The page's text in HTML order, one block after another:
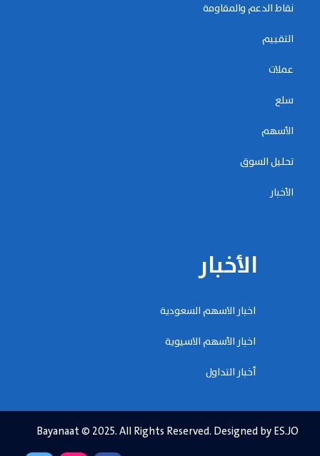
نقاط الدعم والمقاومة
التقييم
عملات
سلع
الأسهم
تحليل السوق
الأخبار
الأخبار
اخبار الاسهم السعودية
اخبار الأسهم الاسيوية
أخبار التداول
Bayanaat © 2025. All Rights Reserved. Designed by ES.JO